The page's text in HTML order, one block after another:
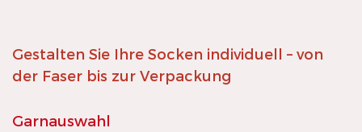
Gestalten Sie Ihre Socken individuell – von
der Faser bis zur Verpackung
Garnauswahl